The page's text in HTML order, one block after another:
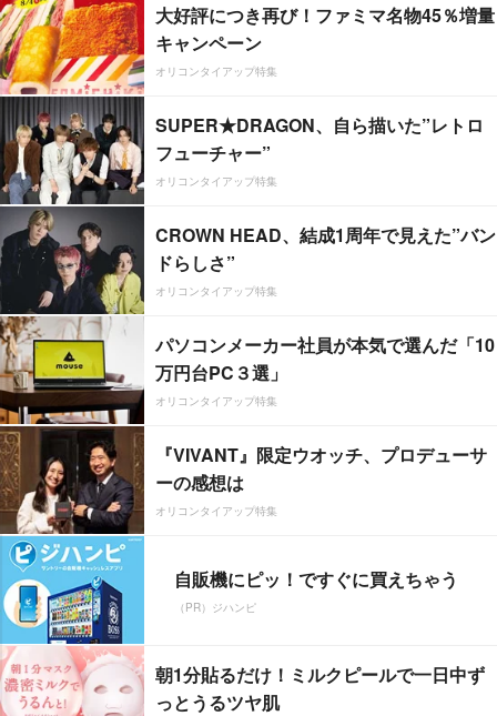
大好評につき再び！ファミマ名物45％増量
キャンペーン
オリコンタイアップ特集
SUPER★DRAGON、自ら描いた”レトロ
フューチャー”
オリコンタイアップ特集
CROWN HEAD、結成1周年で見えた”バン
ドらしさ”
オリコンタイアップ特集
パソコンメーカー社員が本気で選んだ「10
万円台PC３選」
オリコンタイアップ特集
『VIVANT』限定ウオッチ、プロデューサ
ーの感想は
オリコンタイアップ特集
自販機にピッ！ですぐに買えちゃう
（PR）ジハンピ
朝1分貼るだけ！ミルクピールで一日中ず
っとうるツヤ肌